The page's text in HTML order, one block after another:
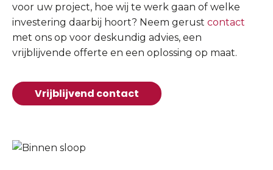
voor uw project, hoe wij te werk gaan of welke
investering daarbij hoort? Neem gerust contact
met ons op voor deskundig advies, een
vrijblijvende offerte en een oplossing op maat.
Vrijblijvend contact